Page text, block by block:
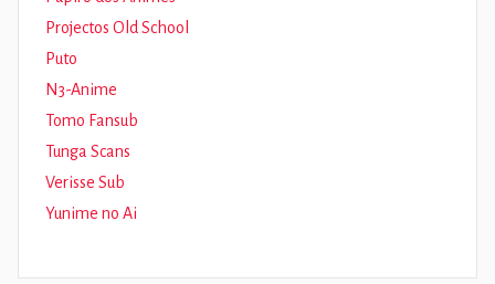
Projectos Old School
Puto
N3-Anime
Tomo Fansub
Tunga Scans
Verisse Sub
Yunime no Ai